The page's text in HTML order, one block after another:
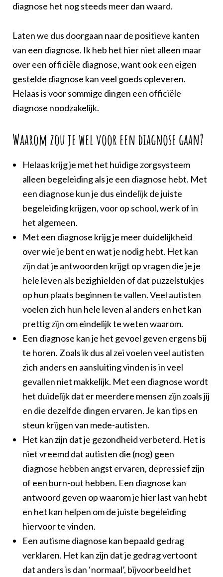
diagnose het nog steeds meer dan waard.
Laten we dus doorgaan naar de positieve kanten
van een diagnose. Ik heb het hier niet alleen maar
over een officiële diagnose, want ook een eigen
gestelde diagnose kan veel goeds opleveren.
Helaas is voor sommige dingen een officiële
diagnose noodzakelijk.
Waarom zou je wel voor een diagnose gaan?
Helaas krijg je met het huidige zorgsysteem
alleen begeleiding als je een diagnose hebt. Met
een diagnose kun je dus eindelijk de juiste
begeleiding krijgen, voor op school, werk of in
het algemeen.
Met een diagnose krijg je meer duidelijkheid
over wie je bent en wat je nodig hebt. Het kan
zijn dat je antwoorden krijgt op vragen die je je
hele leven als bezighielden of dat puzzelstukjes
op hun plaats beginnen te vallen. Veel autisten
voelen zich hun hele leven al anders en het kan
prettig zijn om eindelijk te weten waarom.
Een diagnose kan je het gevoel geven ergens bij
te horen. Zoals ik dus al zei voelen veel autisten
zich anders en aansluiting vinden is in veel
gevallen niet makkelijk. Met een diagnose wordt
het duidelijk dat er meerdere mensen zijn zoals jij
en die dezelfde dingen ervaren. Je kan tips en
steun krijgen van mede-autisten.
Het kan zijn dat je gezondheid verbeterd. Het is
niet vreemd dat autisten die (nog) geen
diagnose hebben angst ervaren, depressief zijn
of een burn-out hebben. Een diagnose kan
antwoord geven op waarom je hier last van hebt
en het kan helpen om de juiste begeleiding
hiervoor te vinden.
Een autisme diagnose kan bepaald gedrag
verklaren. Het kan zijn dat je gedrag vertoont
dat anders is dan ‘normaal’, bijvoorbeeld het